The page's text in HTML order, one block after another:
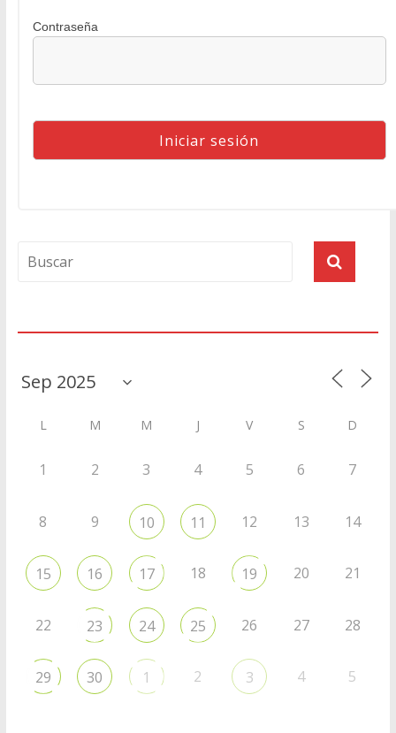
Contraseña
L M M J V S D
1 2 3 4 5 6 7
8 9 10 11 12 13 14
15 16 17 18 19 20 21
22 23 24 25 26 27 28
29 30 1 2 3 4 5